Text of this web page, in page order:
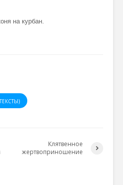
на курбан.
Клятвенное
жертвоприношение